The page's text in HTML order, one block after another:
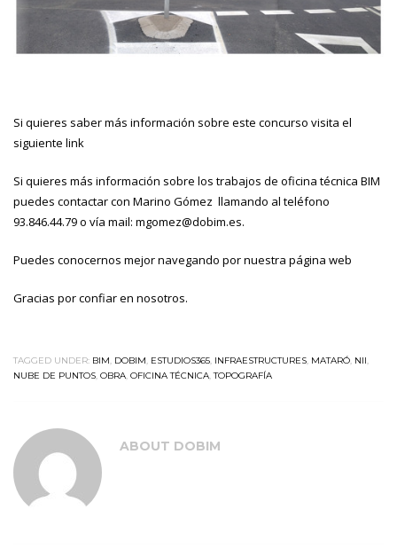
Si quieres saber más información sobre este concurso visita el
siguiente link
Si quieres más información sobre los trabajos de oficina técnica BIM
puedes contactar con Marino Gómez llamando al teléfono
93.846.44.79 o vía mail: mgomez@dobim.es.
Puedes conocernos mejor navegando por nuestra página web
Gracias por confiar en nosotros.
TAGGED UNDER: BIM DOBIM ESTUDIOS365 INFRAESTRUCTURES MATARÓ NII
NUBE DE PUNTOS OBRA OFICINA TÉCNICA ,TOPOGRAFÍA
ABOUT DOBIM